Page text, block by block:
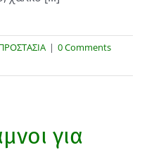
| 0 Comments
για